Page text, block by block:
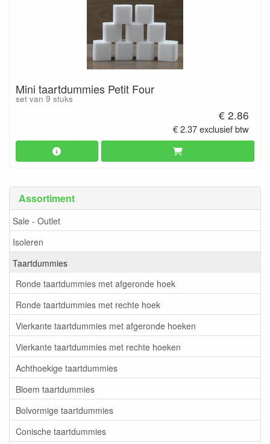
Assortiment
Sale - Outlet
Isoleren
Taartdummies
Ronde taartdummies met afgeronde hoek
Ronde taartdummies met rechte hoek
Vierkante taartdummies met afgeronde hoeken
Vierkante taartdummies met rechte hoeken
Achthoekige taartdummies
Bloem taartdummies
Bolvormige taartdummies
Conische taartdummies
Mini taartdummies Petit Four
set van 9 stuks
€ 2.86
€ 2.37 exclusief btw